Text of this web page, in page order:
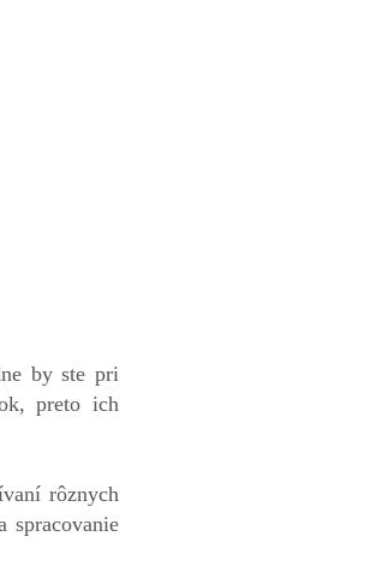
by ste pri
preto ich
rôznych
spracovanie